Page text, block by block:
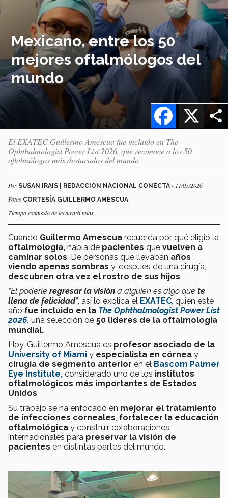
Mexicano, entre los 50
mejores oftalmólogos del
mundo
X
Facebook
El EXATEC Guillermo Amescua fue incluido en The
Ophthalmologist Power List 2026, que reconoce a los 50
oftalmólogos más destacados del mundo
Por SUSAN IRAIS | REDACCIÓN NACIONAL CONECTA - 11/05/2026
Fotos CORTESÍA GUILLERMO AMESCUA
Tiempo estimado de lectura:6 mins
Cuando Guillermo Amescua recuerda por qué eligió la
oftalmología, habla de pacientes que vuelven a
caminar solos. De personas que llevaban años
viendo apenas sombras y, después de una cirugía,
descubren otra vez el rostro de sus hijos.
“El poderle regresar la visión a alguien es algo que te
llena de felicidad”, así lo explica el EXATEC , quien este
año fue incluido en la The Ophthalmologist Power List
2026, una selección de 50 líderes de la oftalmología
mundial.
Hoy, Guillermo Amescua es profesor asociado de la
University of Miami y especialista en córnea y
cirugía de segmento anterior en el Bascom Palmer
Eye Institute, considerado uno de los institutos
oftalmológicos más importantes de Estados
Unidos.
Su trabajo se ha enfocado en mejorar el tratamiento
de infecciones corneales fortalecer la educación
oftalmológica y construir colaboraciones
internacionales para preservar la visión de
pacientes en distintas partes del mundo.